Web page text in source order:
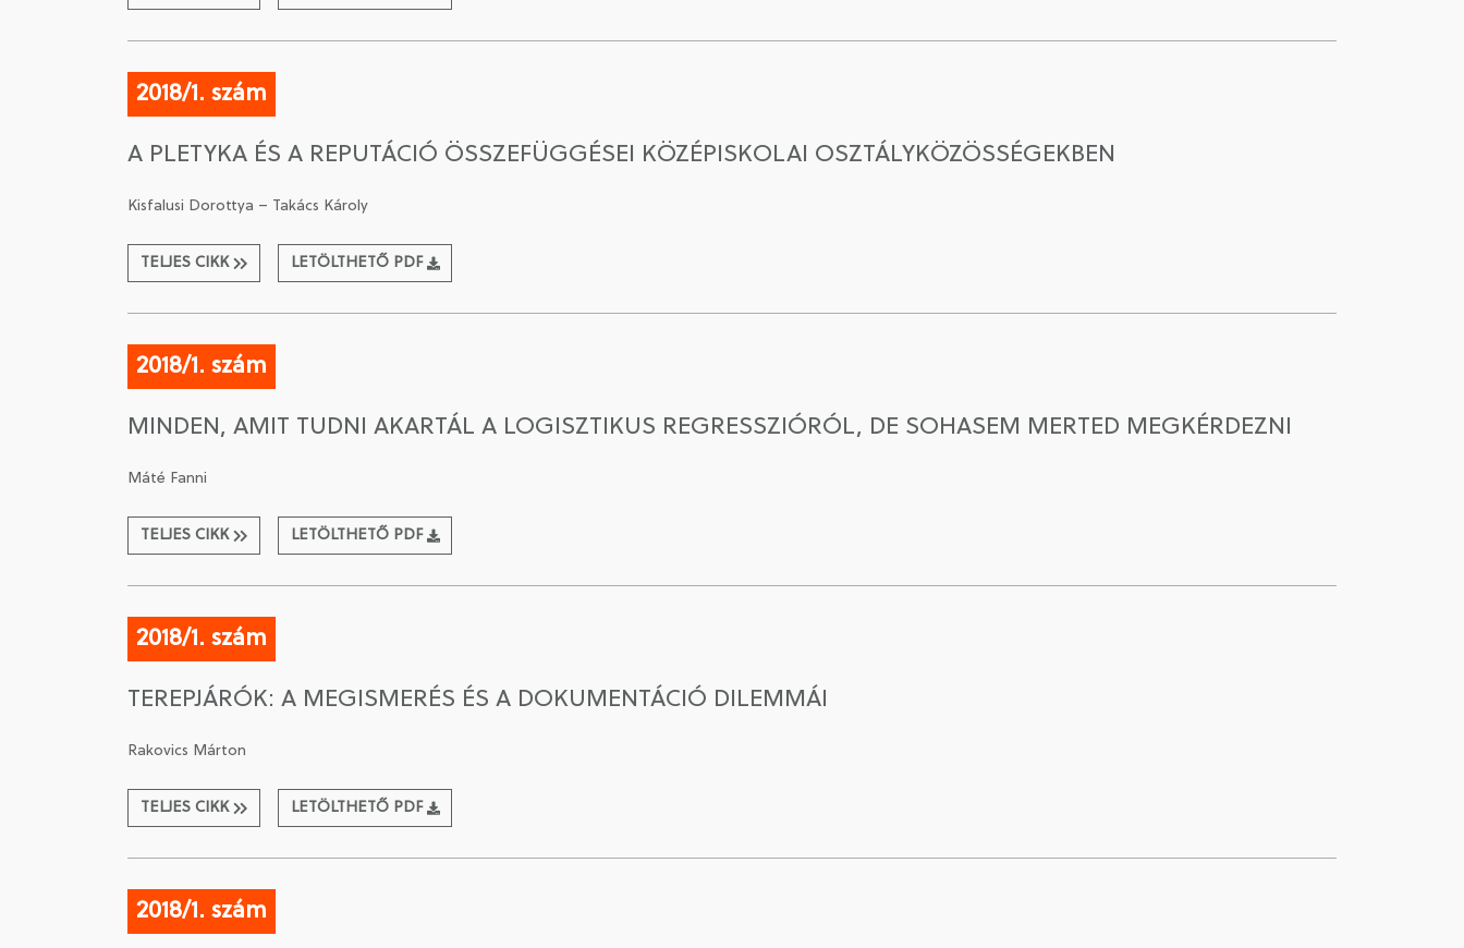
2018/1. szám
A PLETYKA ÉS A REPUTÁCIÓ ÖSSZEFÜGGÉSEI KÖZÉPISKOLAI OSZTÁLYKÖZÖSSÉGEKBEN
Kisfalusi Dorottya – Takács Károly
TELJES CIKK LETÖLTHETŐ PDF
2018/1. szám
MINDEN, AMIT TUDNI AKARTÁL A LOGISZTIKUS REGRESSZIÓRÓL, DE SOHASEM MERTED MEGKÉRDEZNI
Máté Fanni
TELJES CIKK LETÖLTHETŐ PDF
2018/1. szám
TEREPJÁRÓK: A MEGISMERÉS ÉS A DOKUMENTÁCIÓ DILEMMÁI
Rakovics Márton
TELJES CIKK LETÖLTHETŐ PDF
2018/1. szám